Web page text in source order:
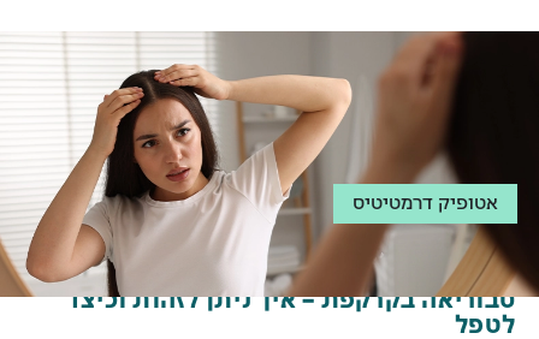
את המחלה, הגורמים האפשריים לה, כיצד ניתן לנסות
ולמנוע אותה ואיך אפשר לעזור לתינוק או לילד, כשממש
אטופיק דרמטיטיס
סבוריאה בקרקפת – איך ניתן לזהות וכיצד
לטפל